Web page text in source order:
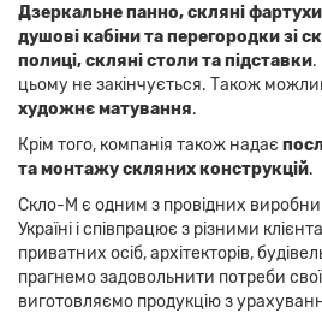
Дзеркальне панно,скляні фартухи
душові кабіни та перегородки зі
полиці, скляні столи та підставки.
цьому не закінчується. Також
художнє матування.
Крім того, компанія також надає
та монтажу скляних конструкцій.
Скло-М є одним з провідних
Україні і співпрацює з різними
приватних осіб, архітекторів,
прагнемо задовольнити потреби
виготовляємо продукцію з